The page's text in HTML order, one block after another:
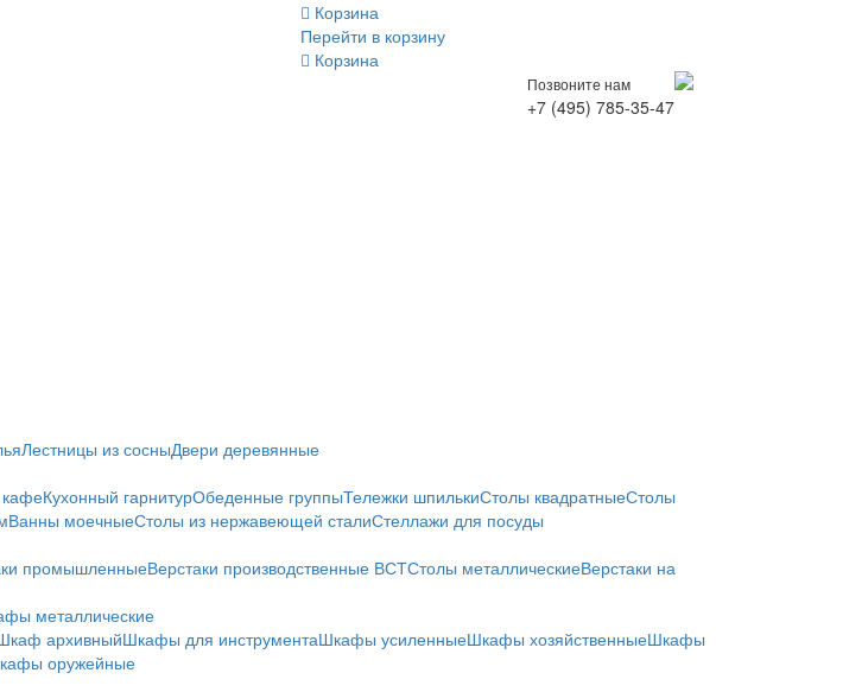
Корзина
Перейти в корзину
Корзина
Позвоните нам
+7 (495) 785-35-47
Лестницы из сосныДвери деревянные
кафеКухонный гарнитурОбеденные группыТележки шпилькиСтолы квадратныеСтолы
Ванны моечныеСтолы из нержавеющей сталиСтеллажи для посуды
промышленныеВерстаки производственные ВСТСтолы металлическиеВерстаки на
металлические
архивныйШкафы для инструментаШкафы усиленныеШкафы хозяйственныеШкафы
оружейные